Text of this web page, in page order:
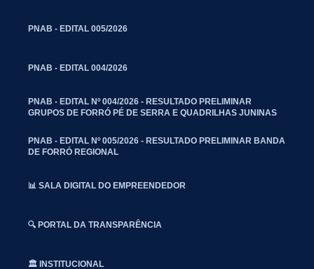
PNAB - EDITAL 005/2026
PNAB - EDITAL 004/2026
PNAB - EDITAL Nº 004/2026 - RESULTADO PRELIMINAR
GRUPOS DE FORRÓ PÉ DE SERRA E QUADRILHAS JUNINAS
PNAB - EDITAL Nº 005/2026 - RESULTADO PRELIMINAR BANDA
DE FORRÓ REGIONAL
📊 SALA DIGITAL DO EMPREENDEDOR
🔍 PORTAL DA TRANSPARÊNCIA
🏛️ INSTITUCIONAL